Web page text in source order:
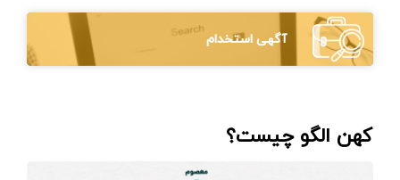
آگهی استخدام
کهن الگو چیست؟